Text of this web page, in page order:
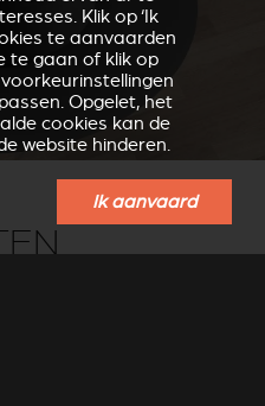
Klik op ‘Ik
te aanvaarden
te gaan of klik op
voorkeurinstellingen
Opgelet, het
cookies kan de
website hinderen.
Ik aanvaard